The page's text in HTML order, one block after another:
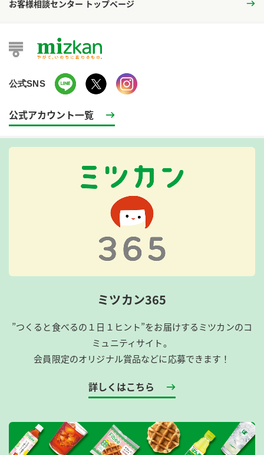
お客様相談センター トップページ
公式SNS
公式アカウント一覧
ミツカン365
”つくると食べるの１日１ヒント”をお届けするミツカンのコ
ミュニティサイト。
会員限定のオリジナル賞品などに応募できます！
詳しくはこちら